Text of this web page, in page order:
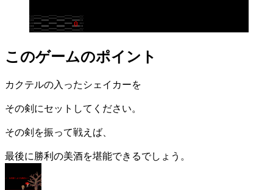
このゲームのポイント
カクテルの入ったシェイカーを
その剣にセットしてください。
その剣を振って戦えば、
最後に勝利の美酒を堪能できるでしょう。